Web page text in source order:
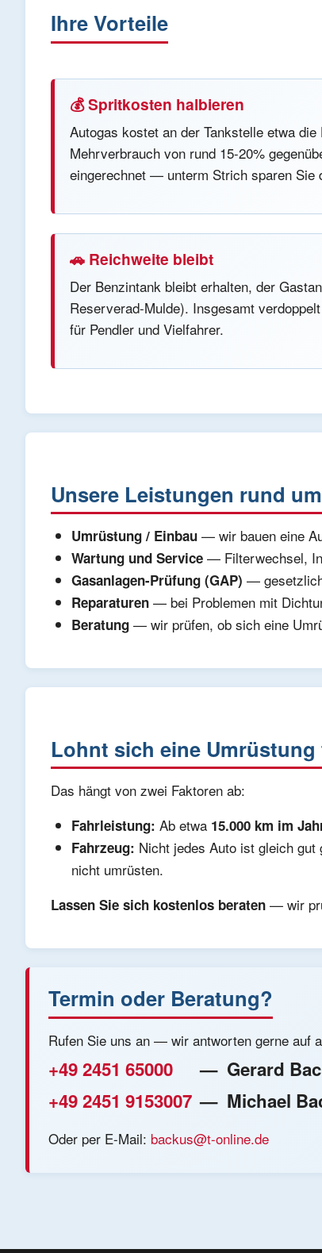
Ihre Vorteile
💰 Spritkosten halbieren
Autogas kostet an der Tankstelle etwa
Mehrverbrauch von rund 15-20%
eingerechnet — unterm Strich sparen Sie
🚗 Reichweite bleibt
Der Benzintank bleibt erhalten, der
Reserverad-Mulde). Insgesamt
für Pendler und Vielfahrer.
Unsere Leistungen rund
Umrüstung / Einbau— wir bauen eine
Wartung und Service— Filterwechsel,
Gasanlagen-Prüfung (GAP) —
Reparaturen— bei Problemen mit
Beratung— wir prüfen, ob sich eine
Lohnt sich eine
Das hängt von zwei Faktoren ab:
Fahrleistung: Ab etwa 15.000 km im
Fahrzeug: Nicht jedes Auto ist gleich gut
nicht umrüsten.
Lassen Sie sich kostenlos beraten — wir
Termin oder Beratung?
Rufen Sie uns an — wir antworten gerne auf
+49 2451 65000
— Gerard
+49 2451 9153007 — Michael
Oder per E-Mail: backus@t-online.de